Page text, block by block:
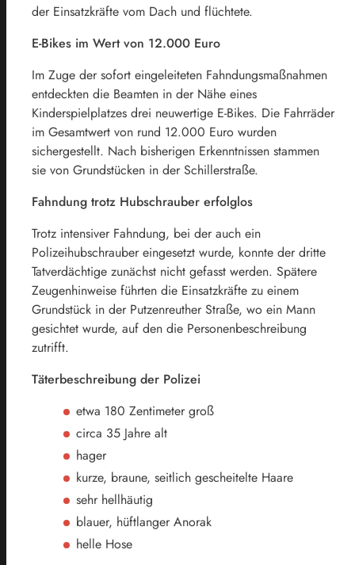
der Einsatzkräfte vom Dach und flüchtete.
E-Bikes im Wert von 12.000 Euro
Im Zuge der sofort eingeleiteten Fahndungsmaßnahmen
entdeckten die Beamten in der Nähe eines
Kinderspielplatzes drei neuwertige E-Bikes. Die Fahrräder
im Gesamtwert von rund 12.000 Euro wurden
sichergestellt. Nach bisherigen Erkenntnissen stammen
sie von Grundstücken in der Schillerstraße.
Fahndung trotz Hubschrauber erfolglos
Trotz intensiver Fahndung, bei der auch ein
Polizeihubschrauber eingesetzt wurde, konnte der dritte
Tatverdächtige zunächst nicht gefasst werden. Spätere
Zeugenhinweise führten die Einsatzkräfte zu einem
Grundstück in der Putzenreuther Straße, wo ein Mann
gesichtet wurde, auf den die Personenbeschreibung
zutrifft.
Täterbeschreibung der Polizei
etwa 180 Zentimeter groß
circa 35 Jahre alt
hager
kurze, braune, seitlich gescheitelte Haare
sehr hellhäutig
blauer, hüftlanger Anorak
helle Hose